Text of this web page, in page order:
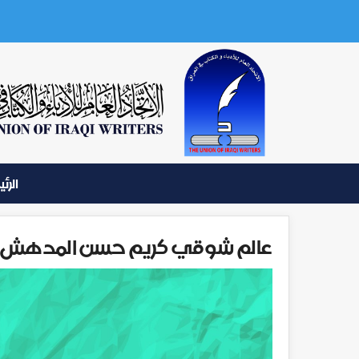
عالم شوقي كريم حسن المدهش -